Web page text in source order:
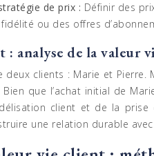
de prix : Définir des
ou des offres
: analyse de la valeur
deux clients : Marie et
que l’achat initial de
client et de la
une relation durable